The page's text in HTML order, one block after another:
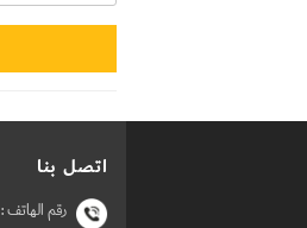
اتصل بنا
رقم الهاتف :